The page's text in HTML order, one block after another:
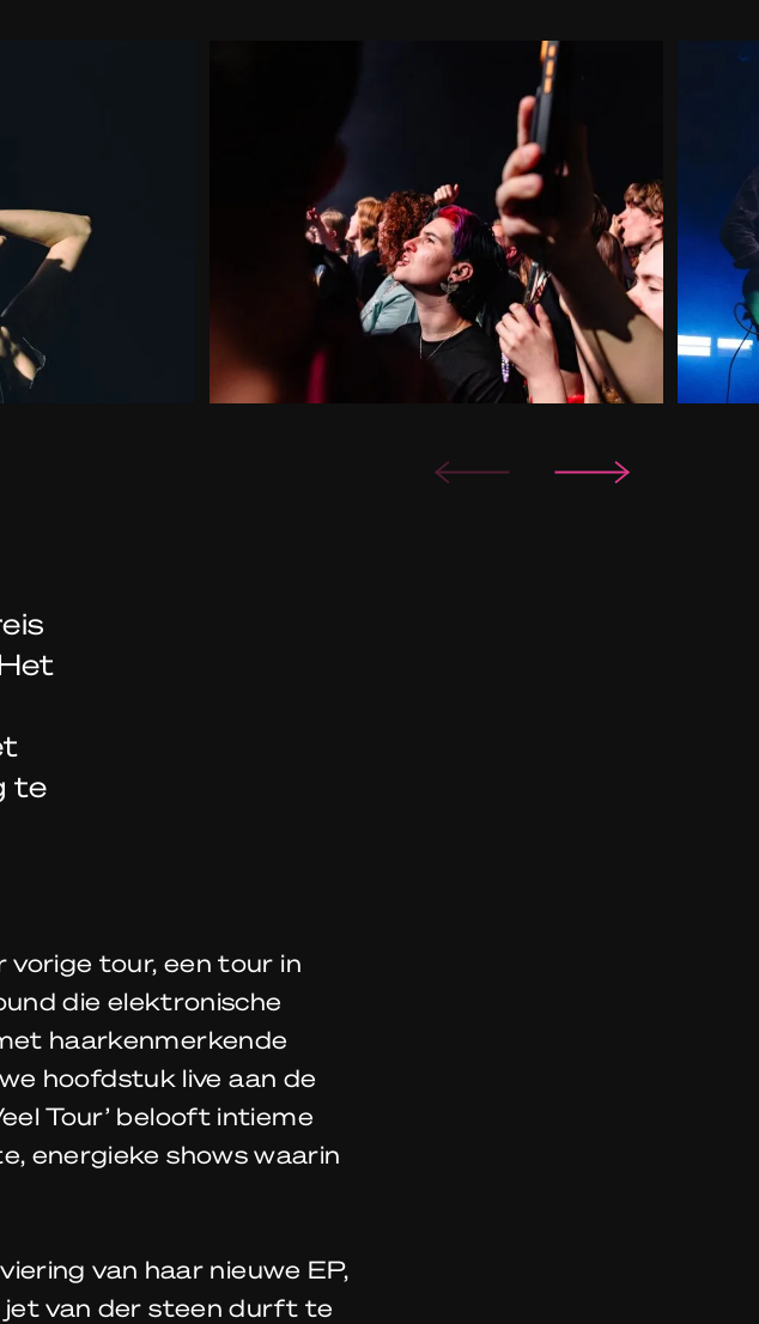
te
vorige tour, een tour in
die elektronische
haarkenmerkende
hoofdstuk live aan de
Tour’ belooft intieme
energieke shows waarin
van haar nieuwe EP,
van der steen durft te